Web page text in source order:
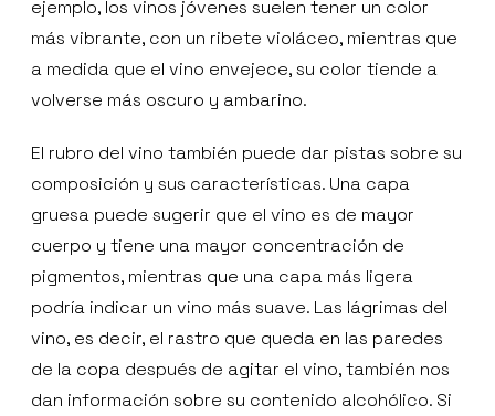
ejemplo, los vinos jóvenes suelen tener un color
más vibrante, con un ribete violáceo, mientras que
a medida que el vino envejece, su color tiende a
volverse más oscuro y ambarino.
El rubro del vino también puede dar pistas sobre su
composición y sus características. Una capa
gruesa puede sugerir que el vino es de mayor
cuerpo y tiene una mayor concentración de
pigmentos, mientras que una capa más ligera
podría indicar un vino más suave. Las lágrimas del
vino, es decir, el rastro que queda en las paredes
de la copa después de agitar el vino, también nos
dan información sobre su contenido alcohólico. Si